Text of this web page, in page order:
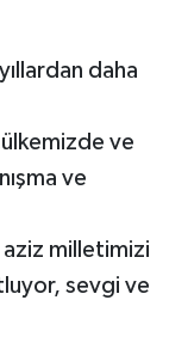
daha
ve
ve
aziz milletimizi
sevgi ve